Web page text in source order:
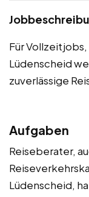
Für
Lüdenscheid
zuverlässige
Aufgaben
Reiseberater,
Lüdenscheid,